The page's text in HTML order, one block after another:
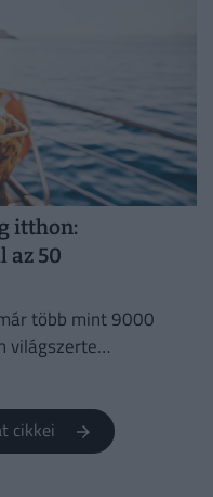
itthon:
az 50
több mint 9000
világszerte
cikkei